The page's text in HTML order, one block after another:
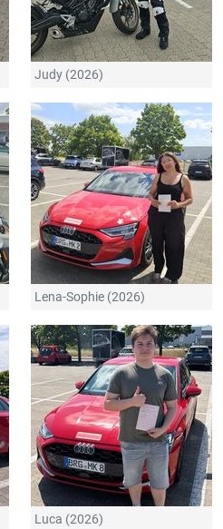
Judy (2026)
Lena-Sophie (2026)
Luca (2026)